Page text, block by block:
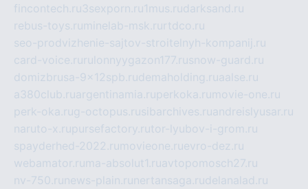
fincontech.ru3sexporn.ru1mus.rudarksand.ru
rebus-toys.ru minelab-msk.ru rtdco.ru
seo-prodvizhenie-sajtov-stroitelnyh-kompanij.ru
card-voice.ru rulonnyygazon177.rusnow-guard.ru
domizbrusa-9x12spb.rudemaholding.ruaalse.ru
a380club.ruargentinamia.ruperkoka.ru movie-one.ru
perk-oka.rug-octopus.rusibarchives.ruandreislyusar.ru
naruto-x.rupursefactory.rutor-lyubov-i-grom.ru
spayderhed-2022.ru movieone.ruevro-dez.ru
webamator.ru ma-absolut1.ruavtopomosch27.ru
nv-750.ru news-plain.ru nertansaga.rudelanalad.ru